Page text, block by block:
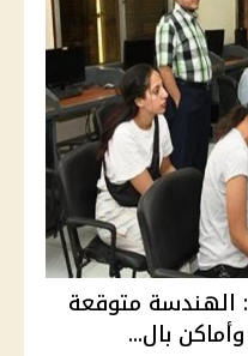
تنسيق علمي رياضة 2026: الهندسة متوقعة